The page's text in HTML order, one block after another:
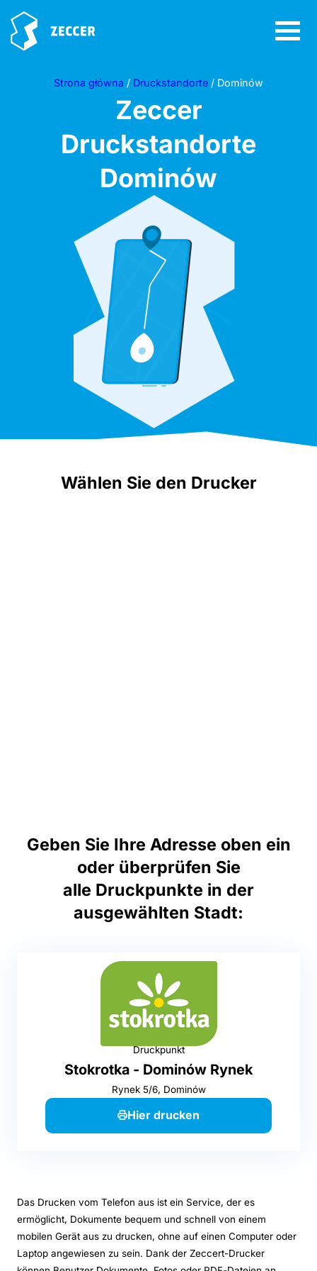
Strona główna / Druckstandorte / Dominów
Zeccer
Druckstandorte
Dominów
Wählen Sie den Drucker
Geben Sie Ihre Adresse oben ein
oder überprüfen Sie
alle Druckpunkte in der
ausgewählten Stadt:
Druckpunkt
Stokrotka - Dominów Rynek
Rynek 5/6, Dominów
Hier drucken
Das Drucken vom Telefon aus ist ein Service, der es
ermöglicht, Dokumente bequem und schnell von einem
mobilen Gerät aus zu drucken, ohne auf einen Computer oder
Laptop angewiesen zu sein. Dank der Zeccert-Drucker